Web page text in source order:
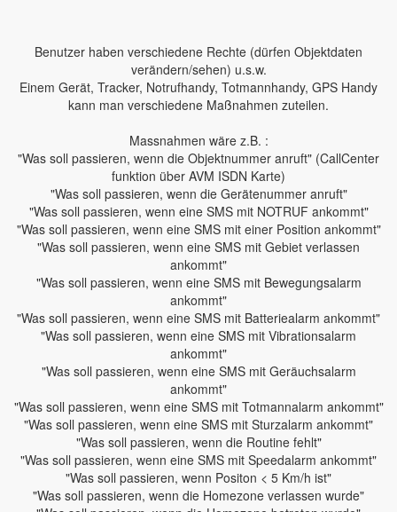
Benutzer haben verschiedene Rechte (dürfen Objektdaten
verändern/sehen) u.s.w.
Einem Gerät, Tracker, Notrufhandy, Totmannhandy, GPS Handy
kann man verschiedene Maßnahmen zuteilen.
Massnahmen wäre z.B. :
"Was soll passieren, wenn die Objektnummer anruft" (CallCenter
funktion über AVM ISDN Karte)
"Was soll passieren, wenn die Gerätenummer anruft"
"Was soll passieren, wenn eine SMS mit NOTRUF ankommt"
"Was soll passieren, wenn eine SMS mit einer Position ankommt"
"Was soll passieren, wenn eine SMS mit Gebiet verlassen
ankommt"
"Was soll passieren, wenn eine SMS mit Bewegungsalarm
ankommt"
"Was soll passieren, wenn eine SMS mit Batteriealarm ankommt"
"Was soll passieren, wenn eine SMS mit Vibrationsalarm
ankommt"
"Was soll passieren, wenn eine SMS mit Geräuchsalarm
ankommt"
"Was soll passieren, wenn eine SMS mit Totmannalarm ankommt"
"Was soll passieren, wenn eine SMS mit Sturzalarm ankommt"
"Was soll passieren, wenn die Routine fehlt"
"Was soll passieren, wenn eine SMS mit Speedalarm ankommt"
"Was soll passieren, wenn Positon < 5 Km/h ist"
"Was soll passieren, wenn die Homezone verlassen wurde"